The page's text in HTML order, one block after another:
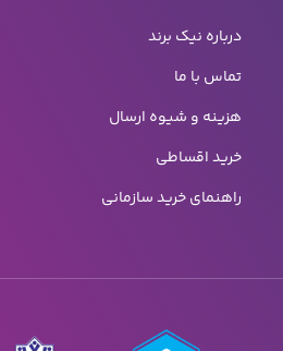
درباره نیک برند
تماس با ما
هزینه و شیوه ارسال
خرید اقساطی
راهنمای خرید سازمانی